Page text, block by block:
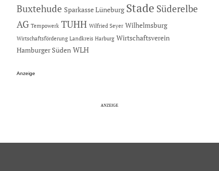
Buxtehude Sparkasse Lüneburg Stade Süderelbe
AG Tempowerk TUHH Wilfried Seyer Wilhelmsburg
Wirtschaftsförderung Landkreis Harburg Wirtschaftsverein
Hamburger Süden WLH
Anzeige